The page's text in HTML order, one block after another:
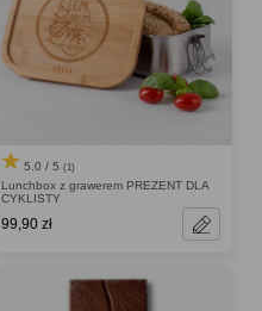
5.0 / 5 (1)
Lunchbox z grawerem PREZENT DLA
CYKLISTY
99,90 zł